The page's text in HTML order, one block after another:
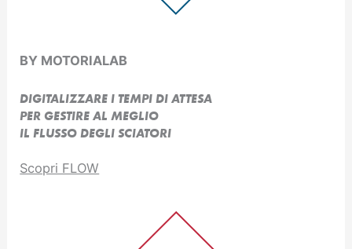
BY MOTORIALAB
DIGITALIZZARE I TEMPI DI ATTESA
PER GESTIRE AL MEGLIO
IL FLUSSO DEGLI SCIATORI
Scopri FLOW